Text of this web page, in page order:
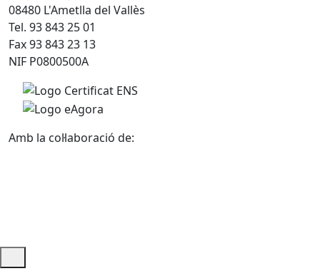
08480 L'Ametlla del Vallès
Tel. 93 843 25 01
Fax 93 843 23 13
NIF P0800500A
Amb la col·laboració de: